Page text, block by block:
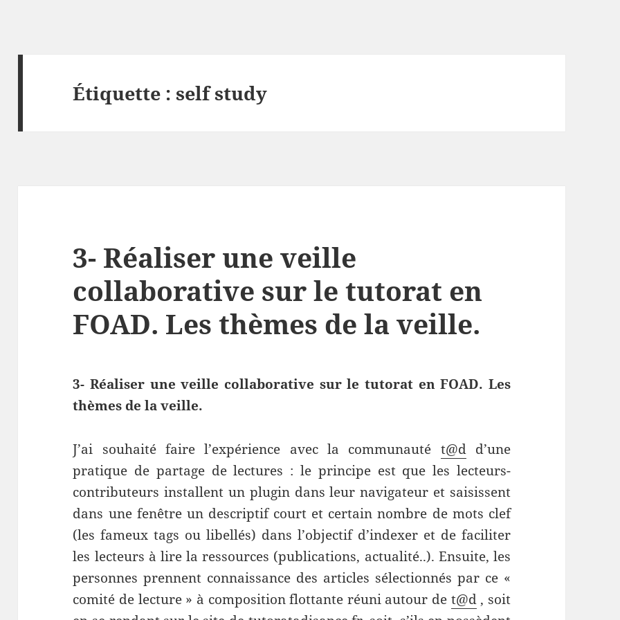
Étiquette :self study
3- Réaliser une veille
collaborative sur le tutorat en
FOAD. Les thèmes de la veille.
3- Réaliser une veille collaborative sur le tutorat en FOAD. Les
thèmes de la veille.
J’ai souhaité faire l’expérience avec la communauté t@dd’une
pratique de partage de lectures : le principe est que les lecteurs-
contributeurs installent un plugin dans leur navigateur et saisissent
dans une fenêtre un descriptif court et certain nombre de mots clef
(les fameux tags ou libellés) dans l’objectif d’indexer et de faciliter
les lecteurs à lire la ressources (publications, actualité..). Ensuite, les
personnes prennent connaissance des articles sélectionnés par ce «
comité de lecture » à composition flottante réuni autour de t@d, soit